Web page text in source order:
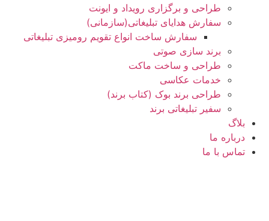
طراحی و برگزاری رویداد و ایونت
سفارش هدایای تبلیغاتی(سازمانی)
سفارش ساخت انواع تقویم رومیزی تبلیغاتی
برند سازی صوتی
طراحی و ساخت ماکت
خدمات عکاسی
طراحی برند بوک (کتاب برند)
سفیر تبلیغاتی برند
بلاگ
درباره ما
تماس با ما